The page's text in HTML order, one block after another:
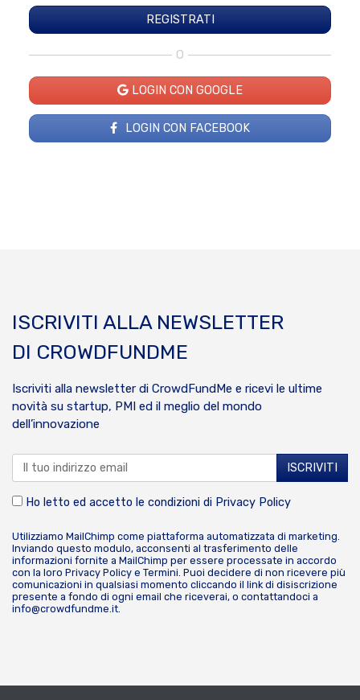
O
LOGIN CON GOOGLE
LOGIN CON FACEBOOK
ISCRIVITI ALLA NEWSLETTER
DI CROWDFUNDME
Iscriviti alla newsletter di CrowdFundMe e ricevi le ultime
novità su startup, PMI ed il meglio del mondo
dell’innovazione
Ho letto ed accetto le condizioni di Privacy Policy
Utilizziamo MailChimp come piattaforma automatizzata di marketing.
Inviando questo modulo, acconsenti al trasferimento delle
informazioni fornite a MailChimp per essere processate in accordo
con la loro Privacy Policy e Termini. Puoi decidere di non ricevere più
comunicazioni in qualsiasi momento cliccando il link di disiscrizione
presente a fondo di ogni email che riceverai, o contattandoci a
info@crowdfundme.it.